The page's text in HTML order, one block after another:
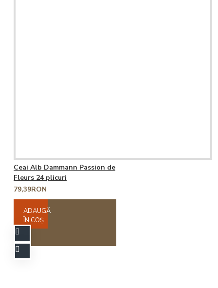
Ceai Alb Dammann Passion de
Fleurs 24 plicuri
79,39RON
ADAUGĂ
ÎN COŞ